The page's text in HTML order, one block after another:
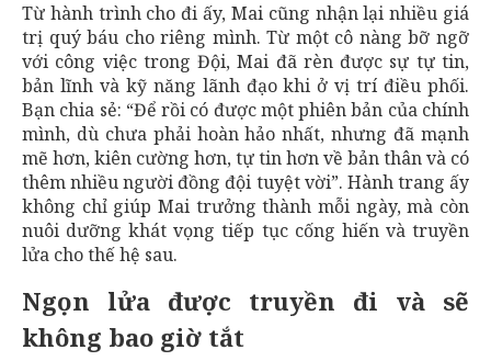
Từ hành trình cho đi ấy, Mai cũng nhận lại nhiều giá
trị quý báu cho riêng mình. Từ một cô nàng bỡ ngỡ
với công việc trong Đội, Mai đã rèn được sự tự tin,
bản lĩnh và kỹ năng lãnh đạo khi ở vị trí điều phối.
Bạn chia sẻ: “Để rồi có được một phiên bản của chính
mình, dù chưa phải hoàn hảo nhất, nhưng đã mạnh
mẽ hơn, kiên cường hơn, tự tin hơn về bản thân và có
thêm nhiều người đồng đội tuyệt vời”. Hành trang ấy
không chỉ giúp Mai trưởng thành mỗi ngày, mà còn
nuôi dưỡng khát vọng tiếp tục cống hiến và truyền
lửa cho thế hệ sau.
Ngọn lửa được truyền đi và sẽ
không bao giờ tắt